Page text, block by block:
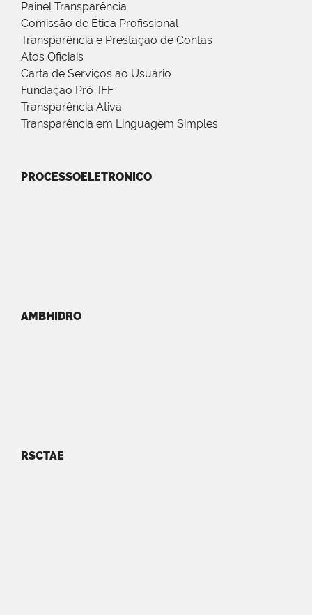
Painel Transparência
Comissão de Ética Profissional
Transparência e Prestação de Contas
Atos Oficiais
Carta de Serviços ao Usuário
Fundação Pró-IFF
Transparência Ativa
Transparência em Linguagem Simples
PROCESSOELETRONICO
AMBHIDRO
RSCTAE